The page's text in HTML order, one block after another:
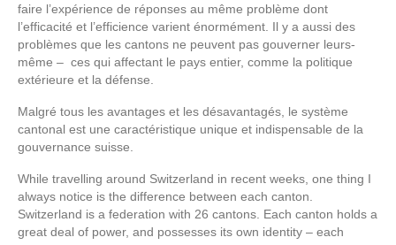
faire l’expérience de réponses au même problème dont
l’efficacité et l’efficience varient énormément. Il y a aussi des
problèmes que les cantons ne peuvent pas gouverner leurs-
même – ces qui affectant le pays entier, comme la politique
extérieure et la défense.
Malgré tous les avantages et les désavantagés, le système
cantonal est une caractéristique unique et indispensable de la
gouvernance suisse.
While travelling around Switzerland in recent weeks, one thing I
always notice is the difference between each canton.
Switzerland is a federation with 26 cantons. Each canton holds a
great deal of power, and possesses its own identity – each